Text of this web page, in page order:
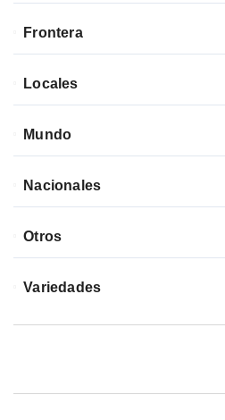
Frontera
Locales
Mundo
Nacionales
Otros
Variedades